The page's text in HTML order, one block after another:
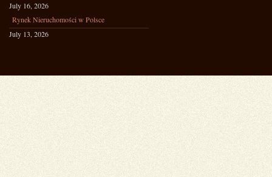
July 16, 2026
Rynek Nieruchomości w Polsce
July 13, 2026